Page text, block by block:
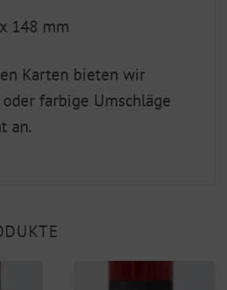
148 mm
Karten bieten wir
farbige Umschläge
an.